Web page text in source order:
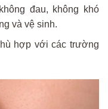
đau, không khó
và vệ sinh.
hợp với các trường